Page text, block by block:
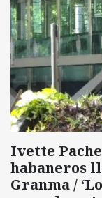
Ivette
habaneros
Granma /